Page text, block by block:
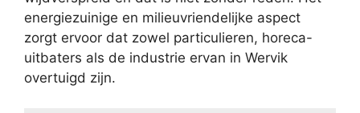
energiezuinige en milieuvriendelijke aspect
zorgt ervoor dat zowel particulieren, horeca-
uitbaters als de industrie ervan in Wervik
overtuigd zijn.